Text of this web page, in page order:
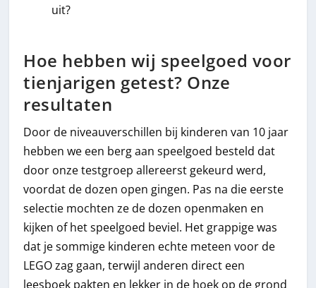
uit?
Hoe hebben wij speelgoed voor
tienjarigen getest? Onze
resultaten
Door de niveauverschillen bij kinderen van 10 jaar
hebben we een berg aan speelgoed besteld dat
door onze testgroep allereerst gekeurd werd,
voordat de dozen open gingen. Pas na die eerste
selectie mochten ze de dozen openmaken en
kijken of het speelgoed beviel. Het grappige was
dat je sommige kinderen echte meteen voor de
LEGO zag gaan, terwijl anderen direct een
leesboek pakten en lekker in de hoek op de grond